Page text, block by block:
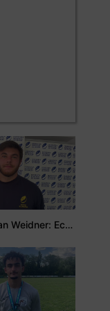
Stejarul Logan Weidner: Echipa a muncit mult, iar asta se va vedea în meciurile de la Nations Cup